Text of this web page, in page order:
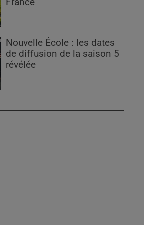
Nouvelle École : les dates
de diffusion de la saison 5
révélée